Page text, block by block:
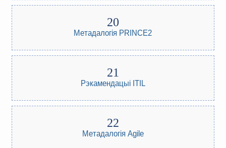
Метадалогія PRINCE2
Рэкамендацыі ITIL
Метадалогія Agile